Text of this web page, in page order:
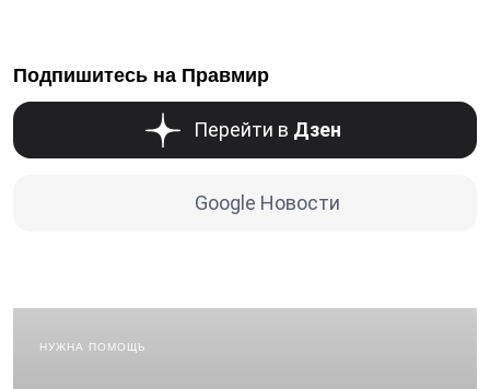
Подпишитесь на Правмир
Перейти в Дзен
Google Новости
НУЖНА ПОМОЩЬ